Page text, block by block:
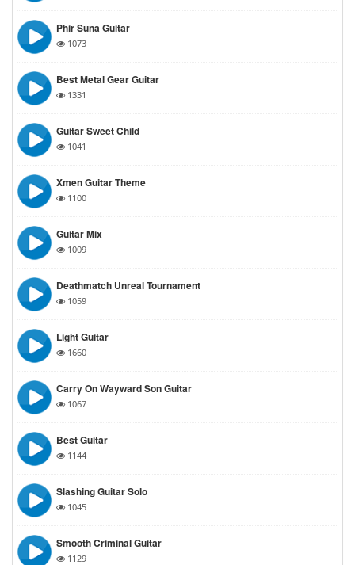
Phir Suna Guitar
1073
Best Metal Gear Guitar
1331
Guitar Sweet Child
1041
Xmen Guitar Theme
1100
Guitar Mix
1009
Deathmatch Unreal Tournament
1059
Light Guitar
1660
Carry On Wayward Son Guitar
1067
Best Guitar
1144
Slashing Guitar Solo
1045
Smooth Criminal Guitar
1129